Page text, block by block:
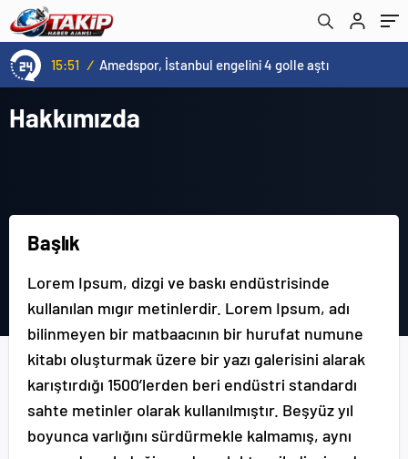
15:51 / Amedspor, İstanbul engelini 4 golle aştı
Hakkımızda
Başlık
Lorem Ipsum, dizgi ve baskı endüstrisinde
kullanılan mıgır metinlerdir. Lorem Ipsum, adı
bilinmeyen bir matbaacının bir hurufat numune
kitabı oluşturmak üzere bir yazı galerisini alarak
karıştırdığı 1500’lerden beri endüstri standardı
sahte metinler olarak kullanılmıştır. Beşyüz yıl
boyunca varlığını sürdürmekle kalmamış, aynı